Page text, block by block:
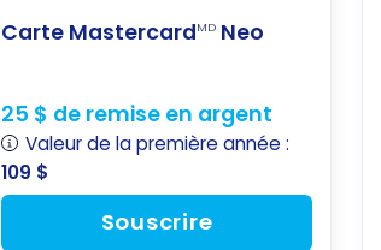
Carte MastercardMD Neo
25 $ de remise en argent
Valeur de la première année :
109 $
Souscrire